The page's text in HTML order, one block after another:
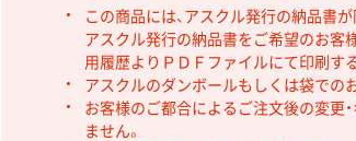
この商品には、アスクル発行の納品書
アスクル発行の納品書をご希望のお客
用履歴よりＰＤＦファイルにて印刷す
アスクルのダンボールもしくは袋での
お客様のご都合によるご注文後の変更
ません。